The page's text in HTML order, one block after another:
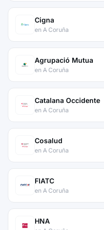
Cigna
en A Coruña
Agrupació Mutua
en A Coruña
Catalana Occidente
en A Coruña
Cosalud
en A Coruña
FIATC
en A Coruña
HNA